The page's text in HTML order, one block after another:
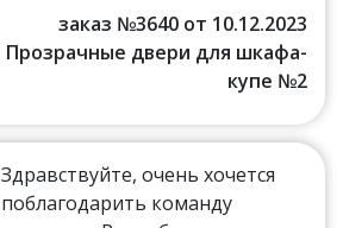
заказ №3640 от 10.12.2023
Прозрачные двери для шкафа-
купе №2
Здравствуйте, очень хочется
поблагодарить команду